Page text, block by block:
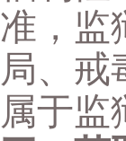
准，监
局、戒
属于监